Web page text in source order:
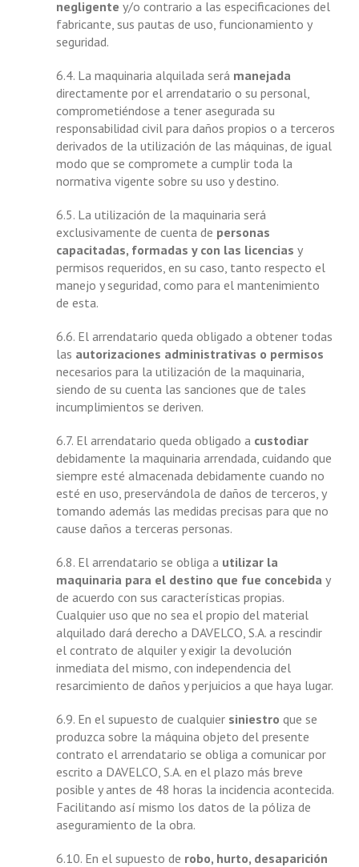
negligente y/o contrario a las especificaciones del
fabricante, sus pautas de uso, funcionamiento y
seguridad.
6.4. La maquinaria alquilada será manejada
directamente por el arrendatario o su personal,
comprometiéndose a tener asegurada su
responsabilidad civil para daños propios o a terceros
derivados de la utilización de las máquinas, de igual
modo que se compromete a cumplir toda la
normativa vigente sobre su uso y destino.
6.5. La utilización de la maquinaria será
exclusivamente de cuenta de personas
capacitadas, formadas y con las licencias y
permisos requeridos, en su caso, tanto respecto el
manejo y seguridad, como para el mantenimiento
de esta.
6.6. El arrendatario queda obligado a obtener todas
las autorizaciones administrativas o permisos
necesarios para la utilización de la maquinaria,
siendo de su cuenta las sanciones que de tales
incumplimientos se deriven.
6.7. El arrendatario queda obligado a custodiar
debidamente la maquinaria arrendada, cuidando que
siempre esté almacenada debidamente cuando no
esté en uso, preservándola de daños de terceros, y
tomando además las medidas precisas para que no
cause daños a terceras personas.
6.8. El arrendatario se obliga a utilizar la
maquinaria para el destino que fue concebida y
de acuerdo con sus características propias.
Cualquier uso que no sea el propio del material
alquilado dará derecho a DAVELCO, S.A. a rescindir
el contrato de alquiler y exigir la devolución
inmediata del mismo, con independencia del
resarcimiento de daños y perjuicios a que haya lugar.
6.9. En el supuesto de cualquier siniestro que se
produzca sobre la máquina objeto del presente
contrato el arrendatario se obliga a comunicar por
escrito a DAVELCO, S.A. en el plazo más breve
posible y antes de 48 horas la incidencia acontecida.
Facilitando así mismo los datos de la póliza de
aseguramiento de la obra.
6.10. En el supuesto de robo, hurto, desaparición